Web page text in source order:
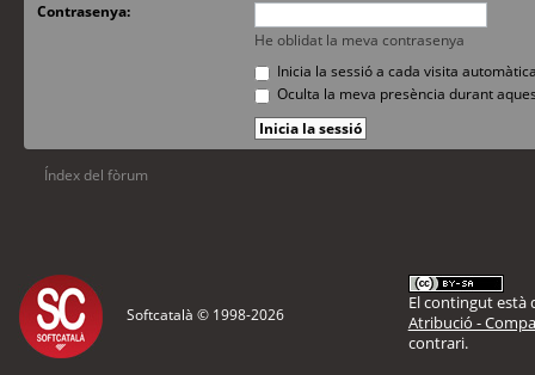
Contrasenya:
He oblidat la meva contrasenya
Inicia la sessió a cada visita
Oculta la meva presència durant
Índex del fòrum
Softcatalà © 1998-2026
El contingut està
Atribució -
contrari.